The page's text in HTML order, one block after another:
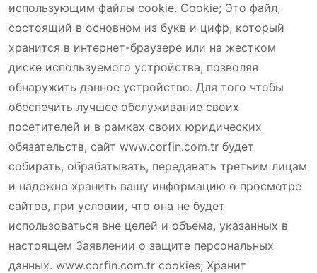
использующим файлы cookie. Cookie; Это файл,
состоящий в основном из букв и цифр, который
хранится в интернет-браузере или на жестком
диске используемого устройства, позволяя
обнаружить данное устройство. Для того чтобы
обеспечить лучшее обслуживание своих
посетителей и в рамках своих юридических
обязательств, сайт www.corfin.com.tr будет
собирать, обрабатывать, передавать третьим лицам
и надежно хранить вашу информацию о просмотре
сайтов, при условии, что она не будет
использоваться вне целей и объема, указанных в
настоящем Заявлении о защите персональных
данных. www.corfin.com.tr cookies; Хранит